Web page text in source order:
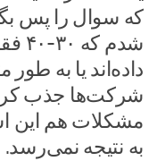
که سوال را پس
داده‌اند یا به
شرکت‌ها جذب
مشکلات هم این
به نتیجه نمی‌رسد.